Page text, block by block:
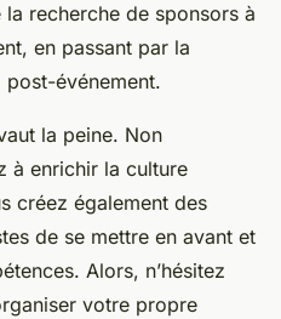
recherche de sponsors à
en passant par la
événement.
la peine. Non
à enrichir la culture
créez également des
de se mettre en avant et
Alors, n’hésitez
votre propre